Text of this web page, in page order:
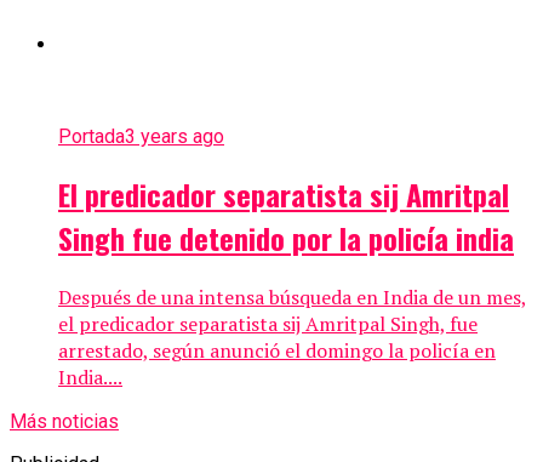
Portada3 years ago
El predicador separatista sij Amritpal
Singh fue detenido por la policía india
Después de una intensa búsqueda en India de un mes,
el predicador separatista sij Amritpal Singh, fue
arrestado, según anunció el domingo la policía en
India....
Más noticias